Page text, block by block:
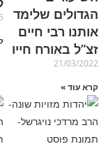
הגדולים שלימד
אותנו רבי חיים
זצ”ל באורח חייו
21/03/2022
קרא עוד »